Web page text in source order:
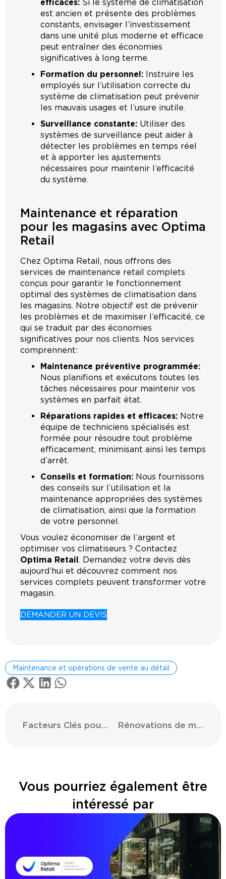
efficaces: Si le système de climatisation
est ancien et présente des problèmes
constants, envisager l’investissement
dans une unité plus moderne et efficace
peut entraîner des économies
significatives à long terme.
Formation du personnel: Instruire les
employés sur l’utilisation correcte du
système de climatisation peut prévenir
les mauvais usages et l’usure inutile.
Surveillance constante: Utiliser des
systèmes de surveillance peut aider à
détecter les problèmes en temps réel
et à apporter les ajustements
nécessaires pour maintenir l’efficacité
du système.
Maintenance et réparation
pour les magasins avec Optima
Retail
Chez Optima Retail, nous offrons des
services de maintenance retail complets
conçus pour garantir le fonctionnement
optimal des systèmes de climatisation dans
les magasins. Notre objectif est de prévenir
les problèmes et de maximiser l’efficacité, ce
qui se traduit par des économies
significatives pour nos clients. Nos services
comprennent:
Maintenance préventive programmée:
Nous planifions et exécutons toutes les
tâches nécessaires pour maintenir vos
systèmes en parfait état.
Réparations rapides et efficaces: Notre
équipe de techniciens spécialisés est
formée pour résoudre tout problème
efficacement, minimisant ainsi les temps
d’arrêt.
Conseils et formation: Nous fournissons
des conseils sur l’utilisation et la
maintenance appropriées des systèmes
de climatisation, ainsi que la formation
de votre personnel.
Vous voulez économiser de l’argent et
optimiser vos climatiseurs ? Contactez
Optima Retail. Demandez votre devis dès
aujourd’hui et découvrez comment nos
services complets peuvent transformer votre
magasin.
DEMANDER UN DEVIS
Maintenance et opérations de vente au détail
Facteurs Clés pour Améliorer le ROI de Vos Programmes de Maintenance Rénovations de magasins pour améliorer l’expérience client
Vous pourriez également être
intéressé par